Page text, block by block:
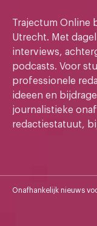
Trajectum Online
Utrecht. Met
interviews,
podcasts. Voor
professionele
ideeen en
journalistieke
redactiestatuut,
Onafhankelijk nieuws